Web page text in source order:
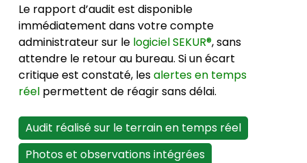
Le rapport d’audit est disponible
immédiatement dans votre compte
administrateur sur le logiciel SEKUR®, sans
attendre le retour au bureau. Si un écart
critique est constaté, lesalertes en temps
réelpermettent de réagir sans délai.
Audit réalisé sur le terrain en temps réel
Photos et observations intégrées